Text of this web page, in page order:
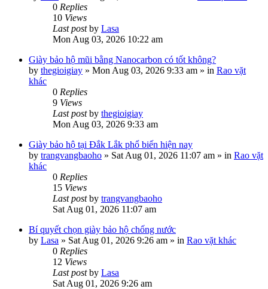
0 Replies
10 Views
Last postby Lasa
Mon Aug 03, 2026 10:22 am
Giày bảo hộ mũi bằng Nanocarbon có tốt không?
by thegioigiay » Mon Aug 03, 2026 9:33 am » in Rao vặt
khác
0 Replies
9 Views
Last postby thegioigiay
Mon Aug 03, 2026 9:33 am
Giày bảo hộ tại Đắk Lắk phổ biến hiện nay
by trangvangbaoho » Sat Aug 01, 2026 11:07 am » in Rao vặt
khác
0 Replies
15 Views
Last postby trangvangbaoho
Sat Aug 01, 2026 11:07 am
Bí quyết chọn giày bảo hộ chống nước
by Lasa » Sat Aug 01, 2026 9:26 am » in Rao vặt khác
0 Replies
12 Views
Last postby Lasa
Sat Aug 01, 2026 9:26 am